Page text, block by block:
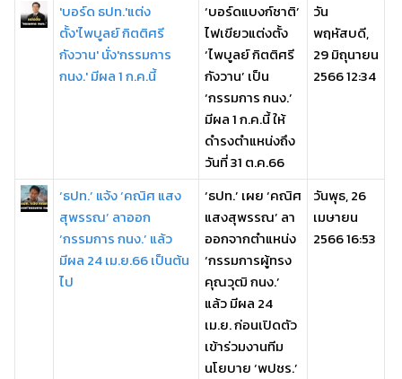
'บอร์ด ธปท.'แต่ง
ตั้ง'ไพบูลย์ กิตติศรี
กังวาน' นั่ง'กรรมการ
กนง.' มีผล 1 ก.ค.นี้
‘บอร์ดแบงก์ชาติ’
ไฟเขียวแต่งตั้ง
‘ไพบูลย์ กิตติศรี
กังวาน’ เป็น
‘กรรมการ กนง.’
มีผล 1 ก.ค.นี้ ให้
ดำรงตำแหน่งถึง
วันที่ 31 ต.ค.66
วัน
พฤหัสบดี,
29 มิถุนายน
2566 12:34
‘ธปท.’ แจ้ง ‘คณิศ แสง
สุพรรณ’ ลาออก
‘กรรมการ กนง.’ แล้ว
มีผล 24 เม.ย.66 เป็นต้น
ไป
‘ธปท.’ เผย ‘คณิศ
แสงสุพรรณ’ ลา
ออกจากตำแหน่ง
‘กรรมการผู้ทรง
คุณวุฒิ กนง.’
แล้ว มีผล 24
เม.ย. ก่อนเปิดตัว
เข้าร่วมงานทีม
นโยบาย ‘พปชร.’
วันพุธ, 26
เมษายน
2566 16:53